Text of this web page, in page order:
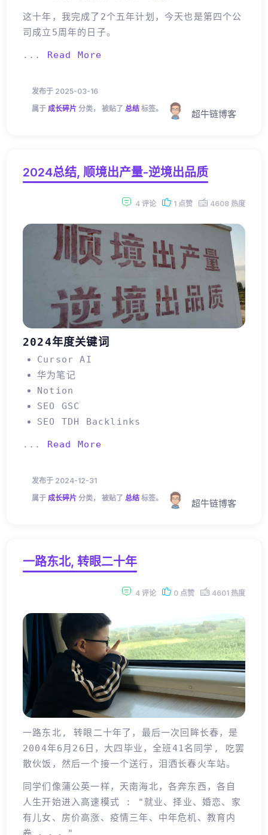
这十年，我完成了2个五年计划，今天也是第四个公
司成立5周年的日子。
... Read More
发布于 2025-03-16
属于 成长碎片 分类， 被贴了 总结 标签。 超牛链博客
2024总结, 顺境出产量-逆境出品质
4 评论 1 点赞 4608 热度
2024年度关键词
Cursor AI
华为笔记
Notion
SEO GSC
SEO TDH Backlinks
... Read More
发布于 2024-12-31
属于 成长碎片 分类， 被贴了 总结 标签。 超牛链博客
一路东北, 转眼二十年
4 评论 0 点赞 4601 热度
一路东北, 转眼二十年了，最后一次回眸长春，是
2004年6月26日，大四毕业，全班41名同学, 吃罢
散伙饭，然后一个接一个送行，泪洒长春火车站。
同学们像蒲公英一样，天南海北，各奔东西，各自
人生开始进入高速模式 : "就业、择业、婚恋、家
有儿女、房价高涨、疫情三年、中年危机、教育内